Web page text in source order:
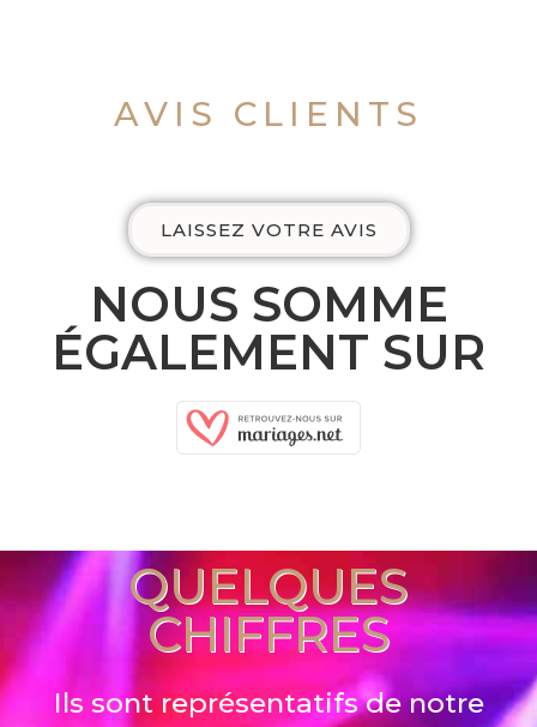
AVIS CLIENTS
LAISSEZ VOTRE AVIS
NOUS SOMME
ÉGALEMENT SUR
QUELQUES
CHIFFRES
Ils sont représentatifs de notre